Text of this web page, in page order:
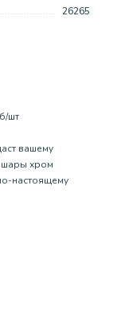
26265
шт
вашему
шары хром
настоящему